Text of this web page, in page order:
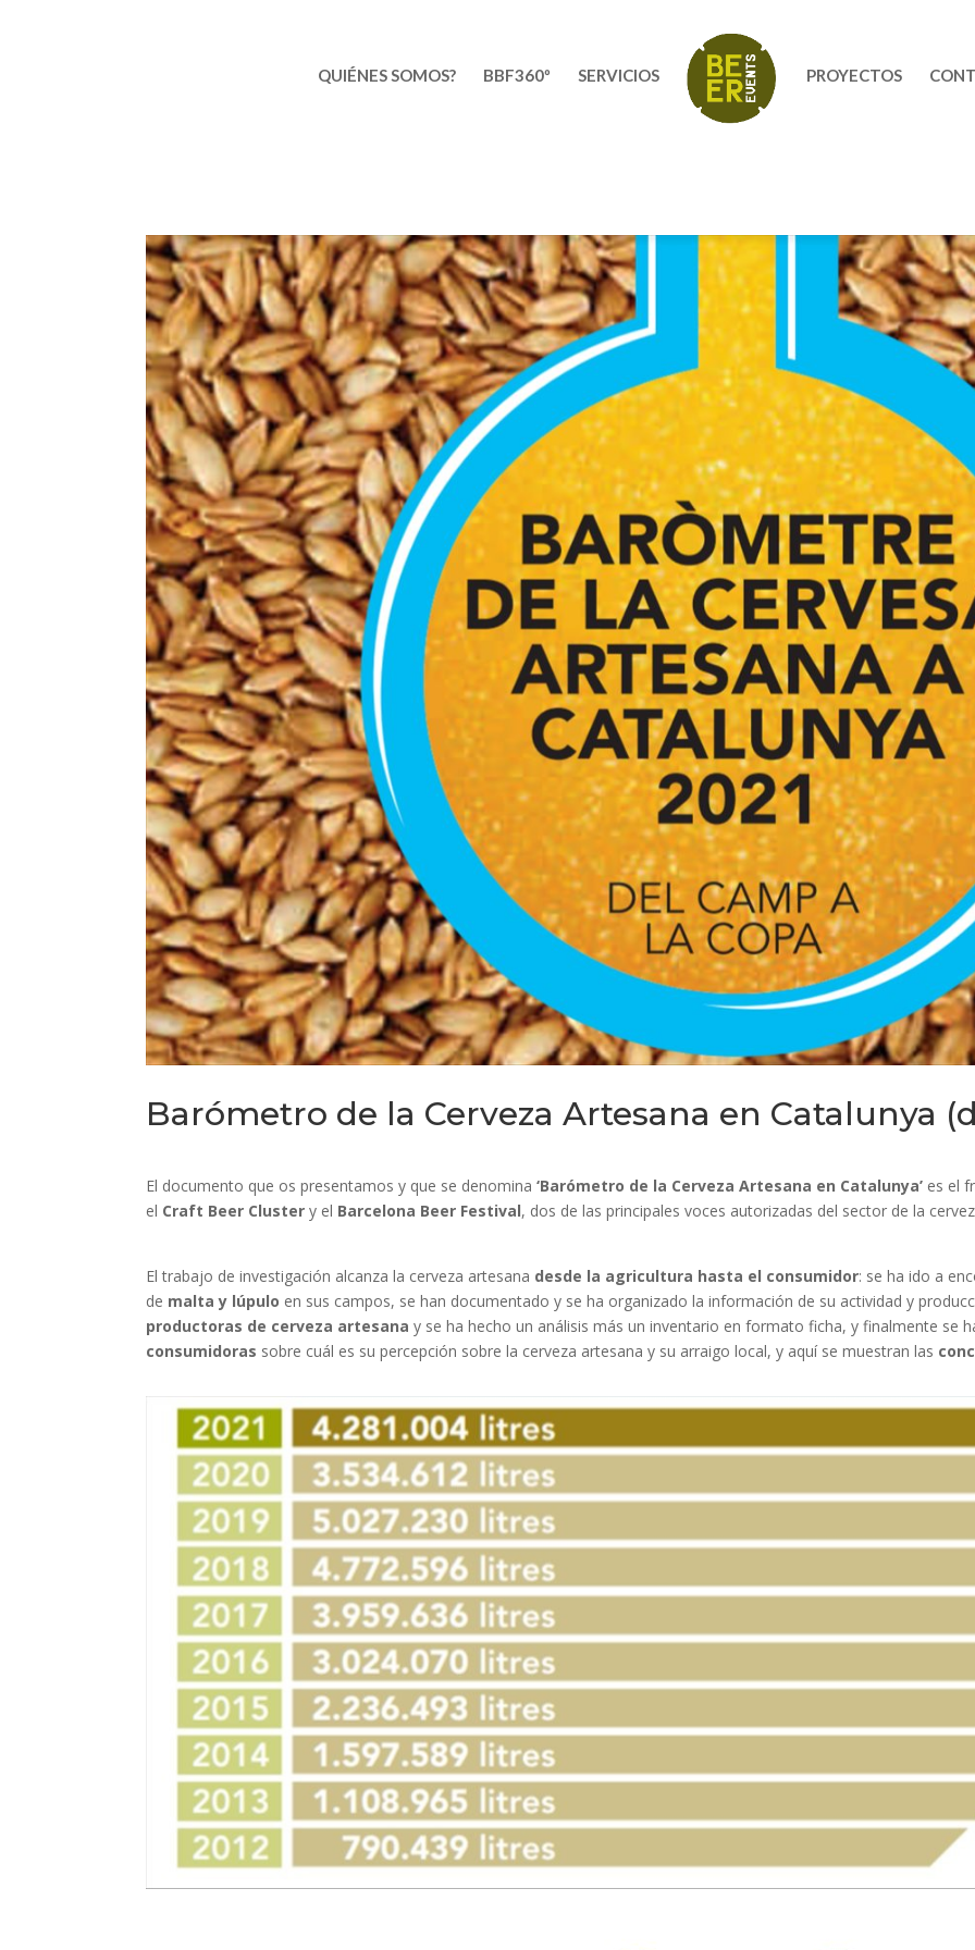
QUIÉNES SOMOS? BBF360º SERVICIOS PROYECTOS
Barómetro de la Cerveza Artesana en Catalunya
El documento que os presentamos y que se denomina‘Barómetro de la Cerveza Artesana en Catalunya’ es el
el Craft Beer Cluster y el Barcelona Beer Festival, dos de las principales voces autorizadas del sector de la
El trabajo de investigación alcanza la cerveza artesana desde la agricultura hasta el consumidor: se ha ido a
de malta y lúpulo en sus campos, se han documentado y se ha organizado la información de su actividad y
productoras de cerveza artesana y se ha hecho un análisis más un inventario en formato ficha, y finalmente se
consumidoras sobre cuál es su percepción sobre la cerveza artesana y su arraigo local, y aquí se muestran las